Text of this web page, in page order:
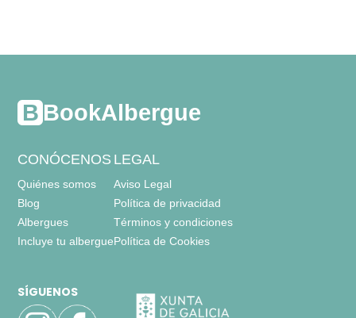
BookAlbergue
CONÓCENOS
Quiénes somos
Blog
Albergues
Incluye tu albergue
LEGAL
Aviso Legal
Política de privacidad
Términos y condiciones
Política de Cookies
SÍGUENOS